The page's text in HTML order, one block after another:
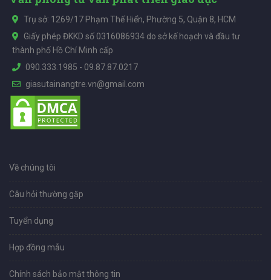
Trụ sở: 1269/17 Phạm Thế Hiển, Phường 5, Quận 8, HCM
Giấy phép ĐKKD số 0316086934 do sở kế hoạch và đầu tư
thành phố Hồ Chí Minh cấp
090.333.1985 - 09.87.87.0217
giasutainangtre.vn@gmail.com
Về chúng tôi
Câu hỏi thường gặp
Tuyển dụng
Hợp đồng mẫu
Chính sách bảo mật thông tin